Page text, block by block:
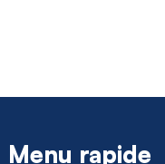
Menu rapide